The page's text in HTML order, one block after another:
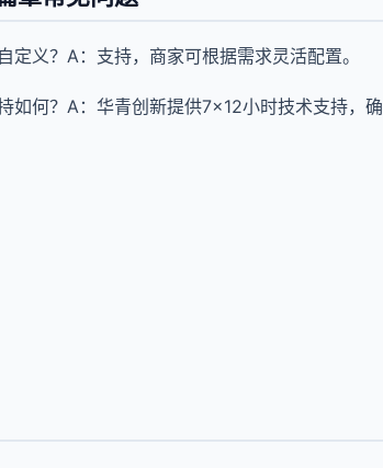
义？A：支持，商家可根据需求灵活配置。
如何？A：华青创新提供7×12小时技术支持，确